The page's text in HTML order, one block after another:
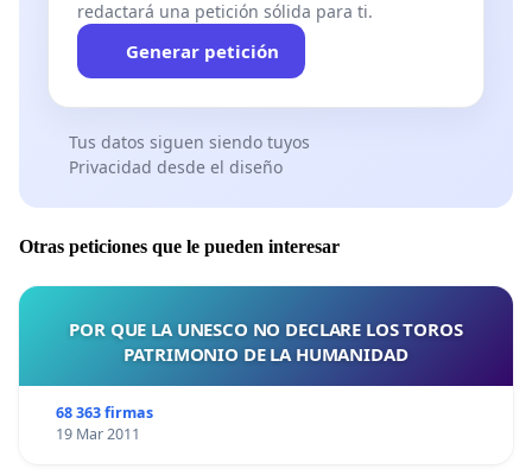
redactará una petición sólida para ti.
Generar petición
Tus datos siguen siendo tuyos
Privacidad desde el diseño
Otras peticiones que le pueden interesar
POR QUE LA UNESCO NO DECLARE LOS TOROS
PATRIMONIO DE LA HUMANIDAD
68 363 firmas
19 Mar 2011